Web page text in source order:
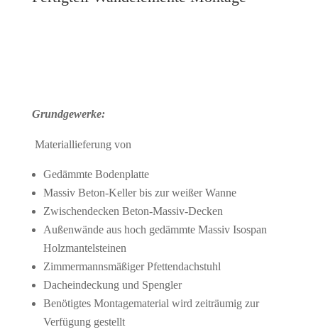
Grundgewerke:
Materiallieferung von
Gedämmte Bodenplatte
Massiv Beton-Keller bis zur weißer Wanne
Zwischendecken Beton-Massiv-Decken
Außenwände aus hoch gedämmte Massiv Isospan
Holzmantelsteinen
Zimmermannsmäßiger Pfettendachstuhl
Dacheindeckung und Spengler
Benötigtes Montagematerial wird zeiträumig zur
Verfügung gestellt